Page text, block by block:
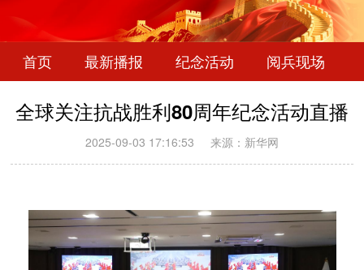
首页 最新播报 纪念活动 阅兵现场
全球关注抗战胜利80周年纪念活动直播
2025-09-03 17:16:53 来源：新华网